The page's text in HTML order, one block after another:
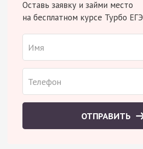
Оставь заявку и займи место
на бесплатном курсе Турбо ЕГЭ
ОТПРАВИТЬ